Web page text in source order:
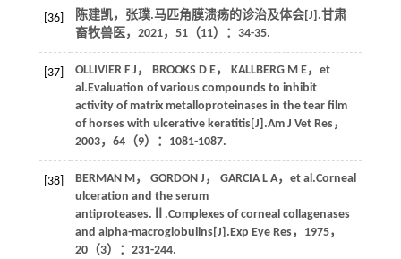
[36] 陈建凯，张璞.马匹角膜溃疡的诊治及体会[J].甘肃
畜牧兽医， 2021， 51（11）：34-35.
[37] OLLIVIER F J ， BROOKS D E， KALLBERG M E， et
al.Evaluation of various compounds to inhibit
activity of matrix metalloproteinases in the tear film
of horses with ulcerative keratitis[J].Am J Vet Res，
2003， 64（9）：1081-1087.
[38] BERMAN M， GORDON J ， GARCIA L A， et al.Corneal
ulceration and the serum
antiproteases.Ⅱ.Complexes of corneal collagenases
and alpha-macroglobulins[J].Exp Eye Res， 1975，
20（3）：231-244.